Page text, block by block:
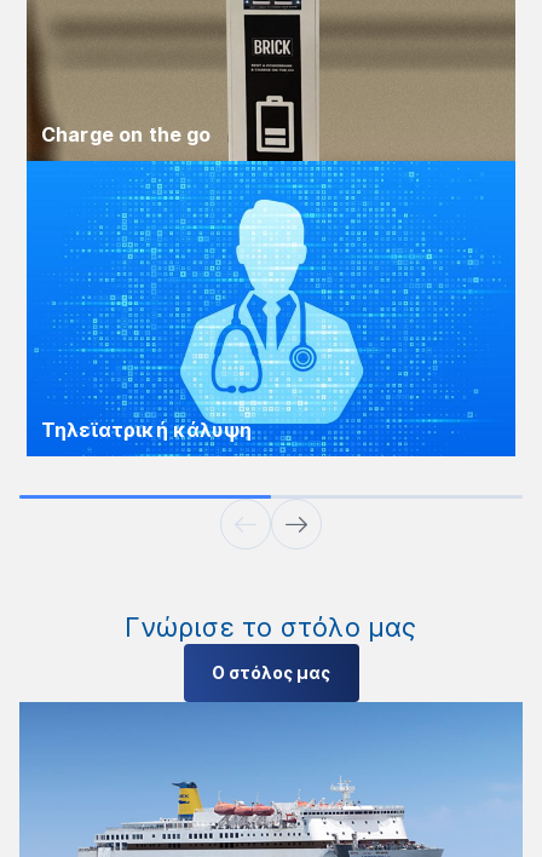
Charge on the go
Τηλεϊατρική κάλυψη
Γνώρισε το στόλο μας
Ο στόλος μας